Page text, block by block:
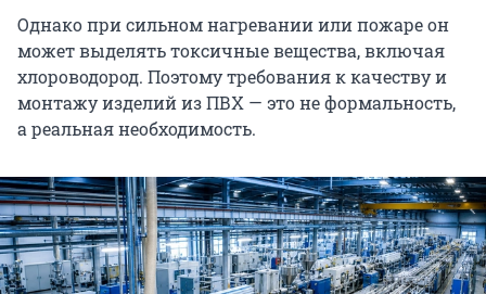
Однако при сильном нагревании или пожаре он
может выделять токсичные вещества, включая
хлороводород. Поэтому требования к качеству и
монтажу изделий из ПВХ — это не формальность,
а реальная необходимость.